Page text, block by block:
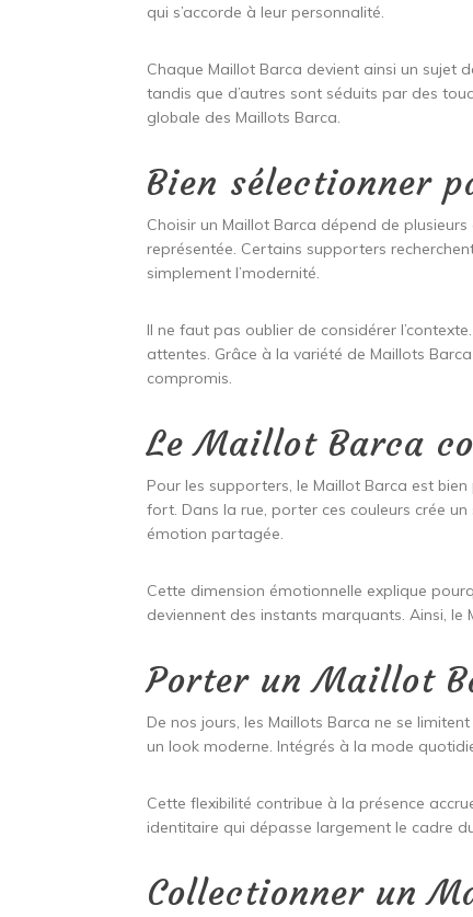
qui s’accorde à leur personnalité.
Chaque Maillot Barca devient ainsi un sujet
tandis que d’autres sont séduits par des
globale des Maillots Barca.
Bien sélectionner
Choisir un Maillot Barca dépend de
représentée. Certains supporters
simplement l’modernité.
Il ne faut pas oublier de considérer
attentes. Grâce à la variété de Maillots
compromis.
Le Maillot Barca
Pour les supporters, le Maillot Barca est
fort. Dans la rue, porter ces couleurs crée
émotion partagée.
Cette dimension émotionnelle explique
deviennent des instants marquants. Ainsi,
Porter un Maillot
De nos jours, les Maillots Barca ne se
un look moderne. Intégrés à la mode
Cette flexibilité contribue à la présence
identitaire qui dépasse largement le cadre
Collectionner un